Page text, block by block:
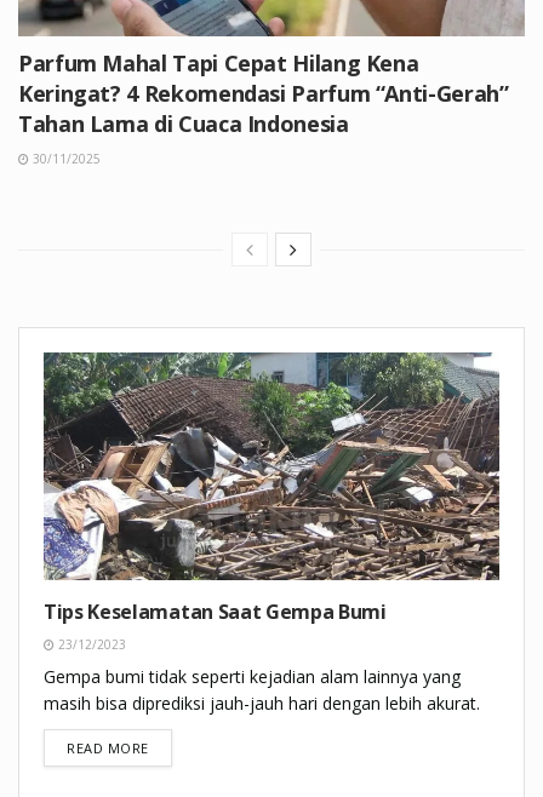
Parfum Mahal Tapi Cepat Hilang Kena
Keringat? 4 Rekomendasi Parfum “Anti-Gerah”
Tahan Lama di Cuaca Indonesia
30/11/2025
Tips Keselamatan Saat Gempa Bumi
23/12/2023
Gempa bumi tidak seperti kejadian alam lainnya yang
masih bisa diprediksi jauh-jauh hari dengan lebih akurat.
READ MOREDETAILS